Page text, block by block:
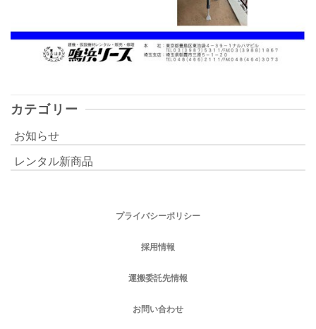
カテゴリー
お知らせ
レンタル新商品
プライバシーポリシー
採用情報
運搬委託先情報
お問い合わせ